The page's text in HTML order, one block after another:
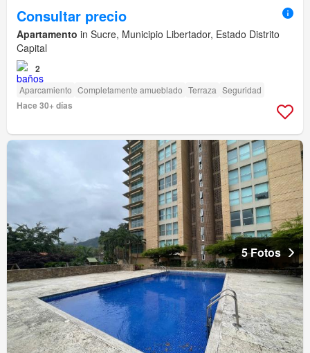
Consultar precio
Apartamento in Sucre, Municipio Libertador, Estado Distrito
Capital
2
Aparcamiento Completamente amueblado Terraza Seguridad
Hace 30+ días
5 Fotos